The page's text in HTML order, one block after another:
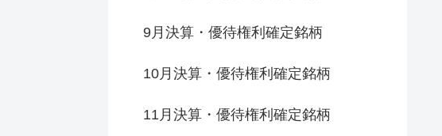
9月決算・優待権利確定銘柄
10月決算・優待権利確定銘柄
11月決算・優待権利確定銘柄